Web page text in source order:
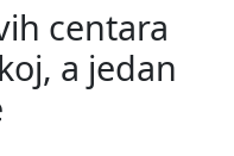
centara
a jedan